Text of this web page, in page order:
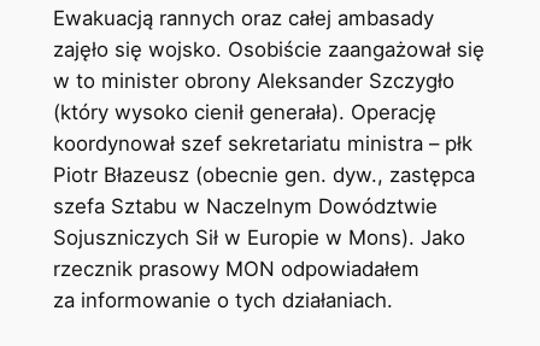
Ewakuacją rannych oraz całej ambasady
zajęło się wojsko. Osobiście zaangażował się
w to minister obrony Aleksander Szczygło
(który wysoko cienił generała). Operację
koordynował szef sekretariatu ministra – płk
Piotr Błazeusz (obecnie gen. dyw., zastępca
szefa Sztabu w Naczelnym Dowództwie
Sojuszniczych Sił w Europie w Mons). Jako
rzecznik prasowy MON odpowiadałem
za informowanie o tych działaniach.